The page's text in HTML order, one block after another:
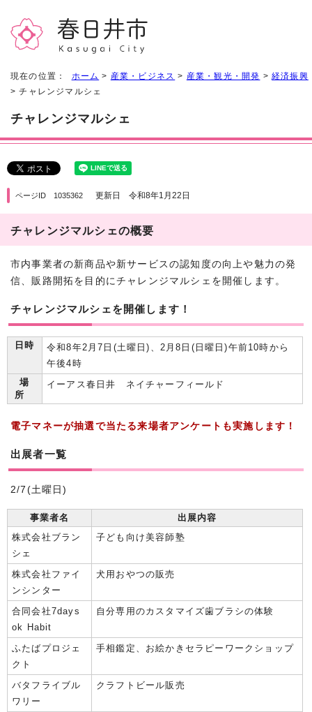
現在の位置： ホーム > 産業・ビジネス > 産業・観光・開発 >経済振興
> チャレンジマルシェ
チャレンジマルシェ
ページID 1035362 更新日 令和8年1月22日
チャレンジマルシェの概要
市内事業者の新商品や新サービスの認知度の向上や魅力の発
信、販路開拓を目的にチャレンジマルシェを開催します。
チャレンジマルシェを開催します！
日時
令和8年2月7日(土曜日)、2月8日(日曜日)午前10時から
午後4時
場
所
イーアス春日井 ネイチャーフィールド
電子マネーが抽選で当たる来場者アンケートも実施します！
出展者一覧
2/7(土曜日)
事業者名
出展内容
株式会社ブラン
シェ
子ども向け美容師塾
株式会社ファイ
ンシンター
犬用おやつの販売
合同会社7days
ok Habit
自分専用のカスタマイズ歯ブラシの体験
ふたばプロジェ
クト
手相鑑定、お絵かきセラピーワークショップ
バタフライブル
ワリー
クラフトビール販売